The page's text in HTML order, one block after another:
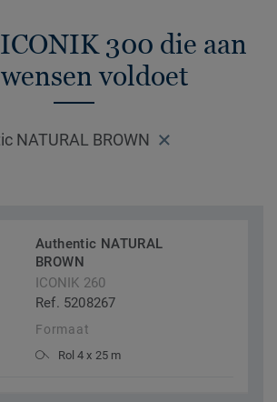
300 die aan
voldoet
NATURAL BROWN
Authentic NATURAL
BROWN
ICONIK 260
Ref. 5208267
Formaat
Rol 4 x 25 m